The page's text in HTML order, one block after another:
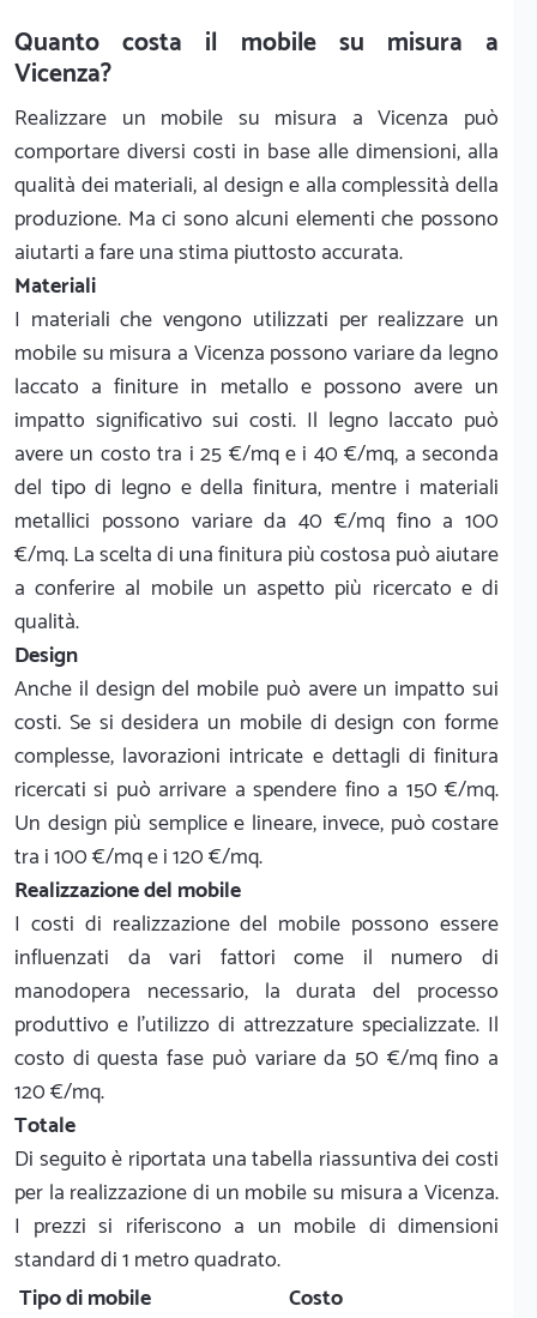
Quanto costa il mobile su misura a
Vicenza?
Realizzare un mobile su misura a Vicenza può
comportare diversi costi in base alle dimensioni, alla
qualità dei materiali, al design e alla complessità della
produzione. Ma ci sono alcuni elementi che possono
aiutarti a fare una stima piuttosto accurata.
Materiali
I materiali che vengono utilizzati per realizzare un
mobile su misura a Vicenza possono variare da legno
laccato a finiture in metallo e possono avere un
impatto significativo sui costi. Il legno laccato può
avere un costo tra i 25 €/mq e i 40 €/mq, a seconda
del tipo di legno e della finitura, mentre i materiali
metallici possono variare da 40 €/mq fino a 100
€/mq. La scelta di una finitura più costosa può aiutare
a conferire al mobile un aspetto più ricercato e di
qualità.
Design
Anche il design del mobile può avere un impatto sui
costi. Se si desidera un mobile di design con forme
complesse, lavorazioni intricate e dettagli di finitura
ricercati si può arrivare a spendere fino a 150 €/mq.
Un design più semplice e lineare, invece, può costare
tra i 100 €/mq e i 120 €/mq.
Realizzazione del mobile
I costi di realizzazione del mobile possono essere
influenzati da vari fattori come il numero di
manodopera necessario, la durata del processo
produttivo e l'utilizzo di attrezzature specializzate. Il
costo di questa fase può variare da 50 €/mq fino a
120 €/mq.
Totale
Di seguito è riportata una tabella riassuntiva dei costi
per la realizzazione di un mobile su misura a Vicenza.
I prezzi si riferiscono a un mobile di dimensioni
standard di 1 metro quadrato.
Tipo di mobile
Costo